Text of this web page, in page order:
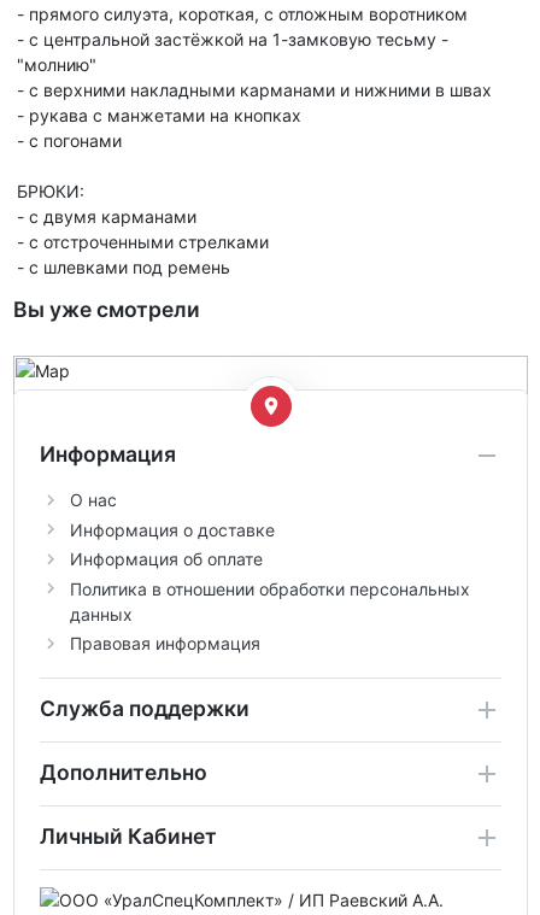
- прямого силуэта, короткая, с отложным воротником
- с центральной застёжкой на 1-замковую тесьму -
"молнию"
- с верхними накладными карманами и нижними в швах
- рукава с манжетами на кнопках
- с погонами
БРЮКИ:
- с двумя карманами
- с отстроченными стрелками
- с шлевками под ремень
Вы уже смотрели
Информация
О нас
Информация о доставке
Информация об оплате
Политика в отношении обработки персональных
данных
Правовая информация
Служба поддержки
Дополнительно
Личный Кабинет